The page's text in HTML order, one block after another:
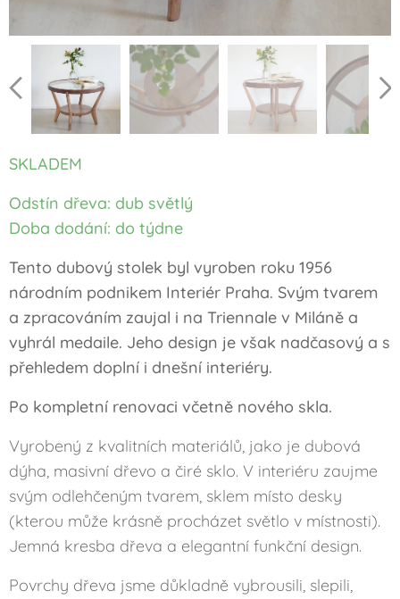
SKLADEM
Odstín dřeva: dub světlý
Doba dodání: do týdne
Tento dubový stolek byl vyroben roku 1956
národním podnikem Interiér Praha. Svým tvarem
a zpracováním zaujal i na Triennale v Miláně a
vyhrál medaile. Jeho design je však nadčasový a s
přehledem doplní i dnešní interiéry.
Po kompletní renovaci včetně nového skla.
Vyrobený z kvalitních materiálů, jako je dubová
dýha, masivní dřevo a čiré sklo. V interiéru zaujme
svým odlehčeným tvarem, sklem místo desky
(kterou může krásně procházet světlo v místnosti).
Jemná kresba dřeva a elegantní funkční design.
Povrchy dřeva jsme důkladně vybrousili, slepili,